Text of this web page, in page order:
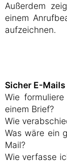
Außerdem
einem
aufzeichnen.
Sicher E-
Wie
einem Brief?
Wie
Was wäre ein
Mail?
Wie verfasse